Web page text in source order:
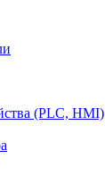
(PLC, HMI)